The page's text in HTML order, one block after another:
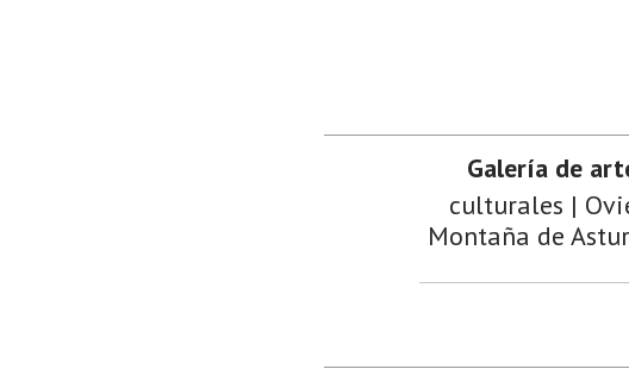
Galería de
culturales |
Montaña de